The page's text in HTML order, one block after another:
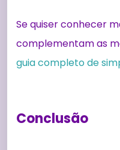
Se quiser conhecer
complementam as
guia completo de
Conclusão